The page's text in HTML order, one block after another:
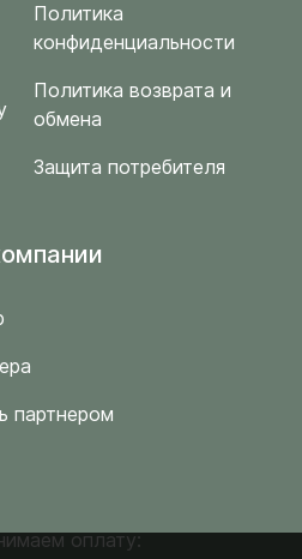
Политика
конфиденциальности
Политика возврата и
обмена
Защита потребителя
партнером
оплату: